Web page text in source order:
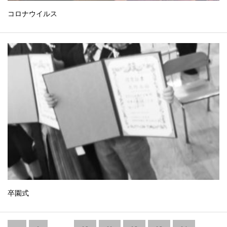
コロナウイルス
卒園式